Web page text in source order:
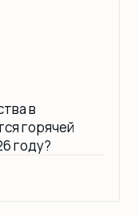
в
горячей
году?